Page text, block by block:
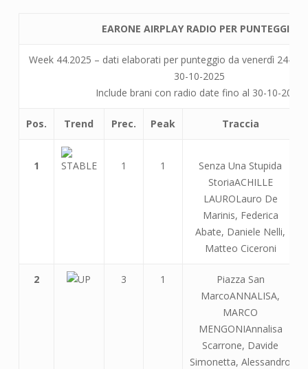
EARONE AIRPLAY RADIO PER PUNTEGGIO
Week 44.2025 – dati elaborati per punteggio da venerdì 24-
30-10-2025
Include brani con radio date fino al 30-10-2025
Pos. Trend Prec. Peak Traccia
1 1 1
Senza Una Stupida
StoriaACHILLE
LAUROLauro De
Marinis, Federica
Abate, Daniele Nelli,
Matteo Ciceroni
2 3 1
Piazza San
MarcoANNALISA,
MARCO
MENGONIAnnalisa
Scarrone, Davide
Simonetta, Alessandro